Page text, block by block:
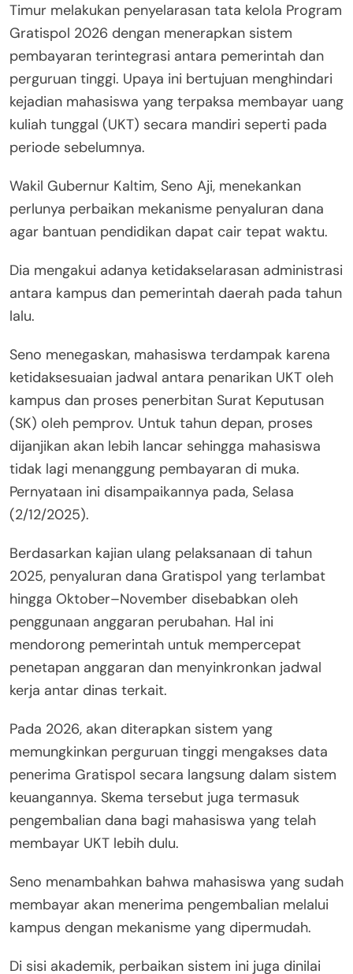
Timur melakukan penyelarasan tata kelola Program
Gratispol 2026 dengan menerapkan sistem
pembayaran terintegrasi antara pemerintah dan
perguruan tinggi. Upaya ini bertujuan menghindari
kejadian mahasiswa yang terpaksa membayar uang
kuliah tunggal (UKT) secara mandiri seperti pada
periode sebelumnya.
Wakil Gubernur Kaltim, Seno Aji, menekankan
perlunya perbaikan mekanisme penyaluran dana
agar bantuan pendidikan dapat cair tepat waktu.
Dia mengakui adanya ketidakselarasan administrasi
antara kampus dan pemerintah daerah pada tahun
lalu.
Seno menegaskan, mahasiswa terdampak karena
ketidaksesuaian jadwal antara penarikan UKT oleh
kampus dan proses penerbitan Surat Keputusan
(SK) oleh pemprov. Untuk tahun depan, proses
dijanjikan akan lebih lancar sehingga mahasiswa
tidak lagi menanggung pembayaran di muka.
Pernyataan ini disampaikannya pada, Selasa
(2/12/2025).
Berdasarkan kajian ulang pelaksanaan di tahun
2025, penyaluran dana Gratispol yang terlambat
hingga Oktober–November disebabkan oleh
penggunaan anggaran perubahan. Hal ini
mendorong pemerintah untuk mempercepat
penetapan anggaran dan menyinkronkan jadwal
kerja antar dinas terkait.
Pada 2026, akan diterapkan sistem yang
memungkinkan perguruan tinggi mengakses data
penerima Gratispol secara langsung dalam sistem
keuangannya. Skema tersebut juga termasuk
pengembalian dana bagi mahasiswa yang telah
membayar UKT lebih dulu.
Seno menambahkan bahwa mahasiswa yang sudah
membayar akan menerima pengembalian melalui
kampus dengan mekanisme yang dipermudah.
Di sisi akademik, perbaikan sistem ini juga dinilai